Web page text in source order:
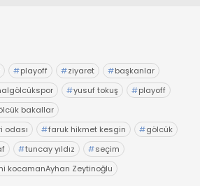
#playoff #ziyaret #başkanlar
#yusuf tokuş #playoff
bakallar
odası #faruk hikmet kesgin #gölcük
#tuncay yıldız #seçim
kocamanAyhan Zeytinoğlu